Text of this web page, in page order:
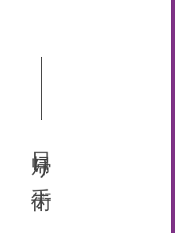
日帰り手術